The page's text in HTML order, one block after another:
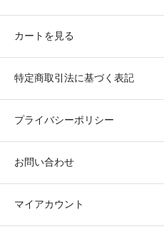
カートを見る
特定商取引法に基づく表記
プライバシーポリシー
お問い合わせ
マイアカウント